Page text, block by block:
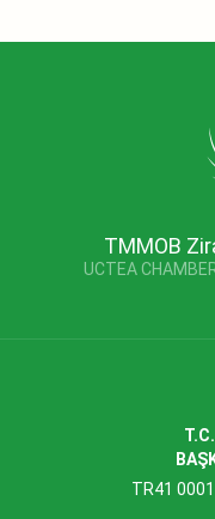
TMMOB
UCTEA
TR41